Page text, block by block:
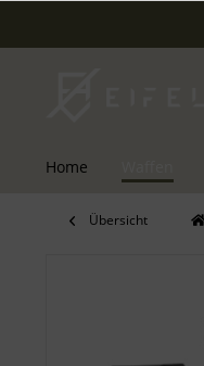
Home
Übersicht